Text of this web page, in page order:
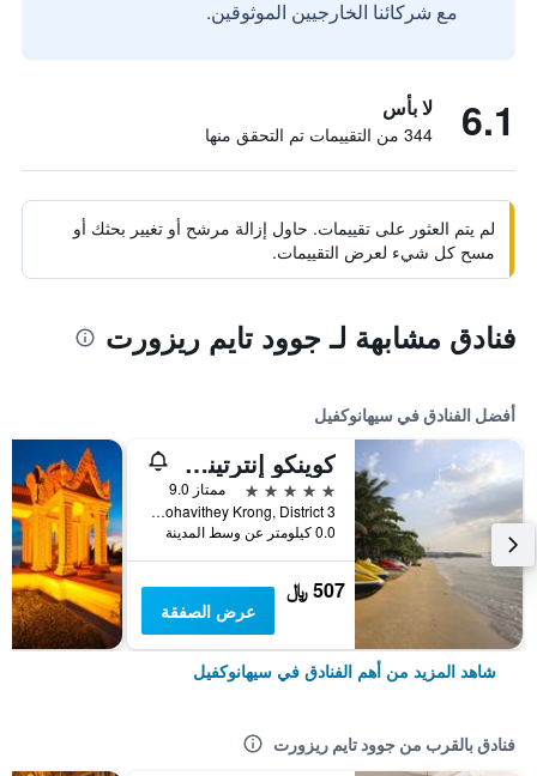
مع شركائنا الخارجيين الموثوقين.
6.1 لا بأس
344 من التقييمات تم التحقق منها
لم يتم العثور على تقييمات. حاول إزالة مرشح أو تغيير بحثك أو
مسح كل شيء لعرض التقييمات.
فنادق مشابهة لـ جوود تايم ريزورت
أفضل الفنادق في سيهانوكفيل
كوينكو إنترتينمينت ريزورت
5 نجوم
ممتاز 9.0
Victory Beach, Mohavithey Krong, District 3, سيهانوكفيل, كمبوديا
0.0 كيلومتر عن وسط المدينة
507 ﷼
عرض الصفقة
شاهد المزيد من أهم الفنادق في سيهانوكفيل
فنادق بالقرب من جوود تايم ريزورت